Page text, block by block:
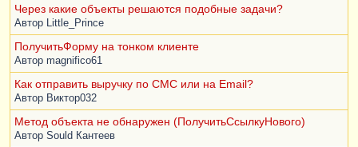
Через какие объекты решаются подобные задачи?
Автор Little_Prince
ПолучитьФорму на тонком клиенте
Автор magnifico61
Как отправить выручку по СМС или на Email?
Автор Виктор032
Метод объекта не обнаружен (ПолучитьСсылкуНового)
Автор Sould Кантеев